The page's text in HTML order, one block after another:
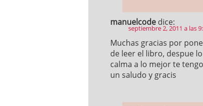
manuelcode dice:
septiembre 2, 2011 a las
Muchas gracias por
de leer el libro, despue
calma a lo mejor te
un saludo y gracis